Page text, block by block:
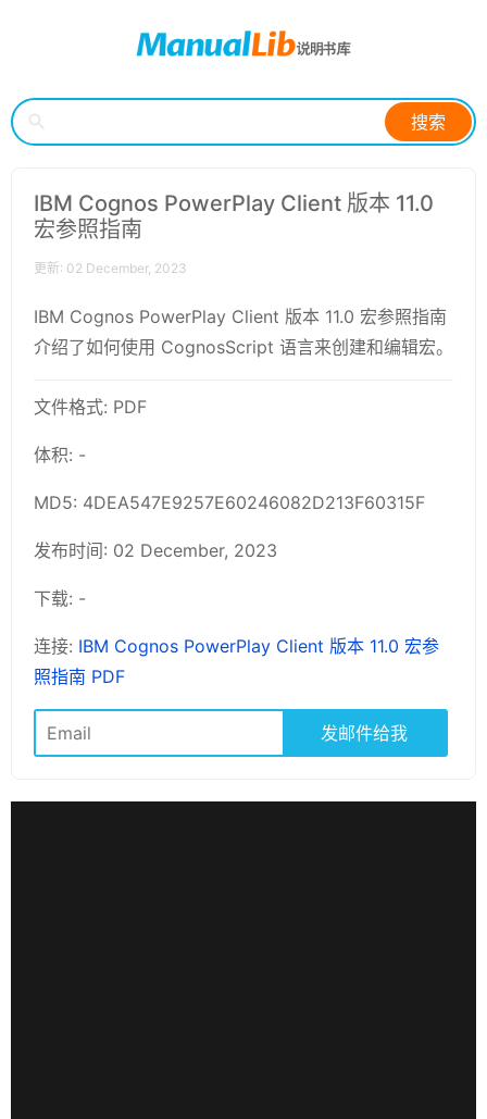
搜索
IBM Cognos PowerPlay Client 版本 11.0
宏参照指南
更新: 02 December, 2023
IBM Cognos PowerPlay Client 版本 11.0 宏参照指南
介绍了如何使用 CognosScript 语言来创建和编辑宏。
文件格式: PDF
体积: -
MD5: 4DEA547E9257E60246082D213F60315F
发布时间: 02 December, 2023
下载: -
连接: IBM Cognos PowerPlay Client 版本 11.0 宏参
照指南 PDF
发邮件给我